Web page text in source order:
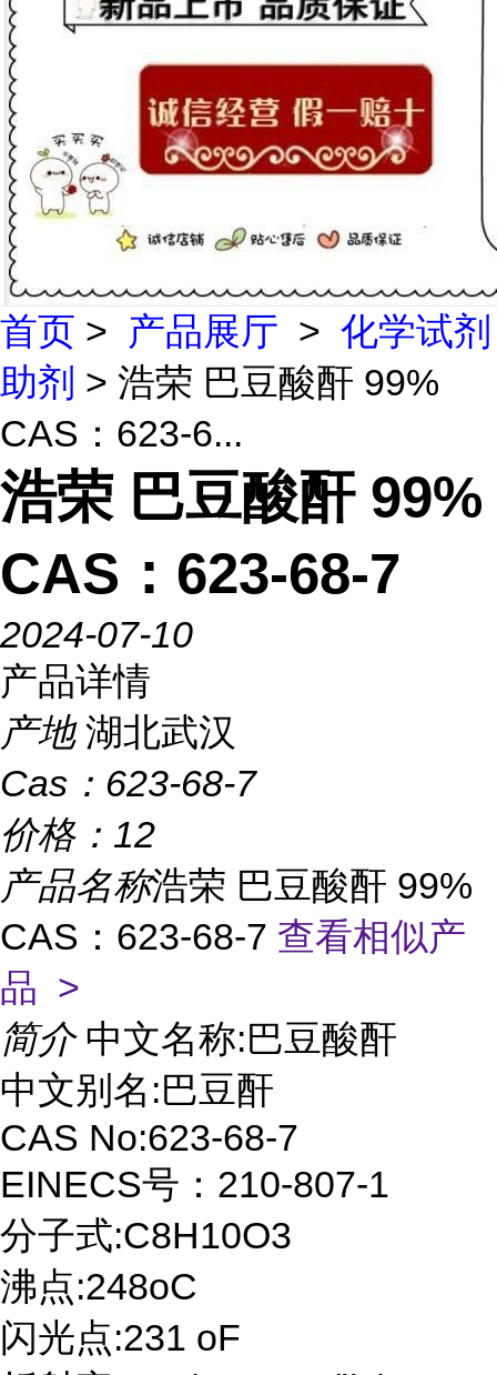
首页 > 产品展厅 > 化学试剂
助剂 > 浩荣 巴豆酸酐 99%
CAS：623-6...
浩荣 巴豆酸酐 99%
CAS：623-68-7
2024-07-10
产品详情
产地 湖北武汉
Cas： 623-68-7
价格： 12
产品名称浩荣 巴豆酸酐 99%
CAS：623-68-7 查看相似产
品 >
简介 中文名称:巴豆酸酐
中文别名:巴豆酐
CAS No:623-68-7
EINECS号：210-807-1
分子式:C8H10O3
沸点:248oC
闪光点:231 oF